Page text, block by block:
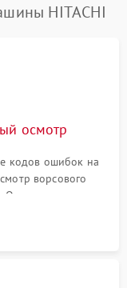
HITACHI
осмотр
кодов ошибок на
ворсового
клиента о
сильно шумит